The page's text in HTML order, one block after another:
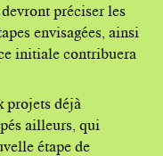
préciser les
envisagées, ainsi
initiale contribuera
projets déjà
ailleurs, qui
étape de